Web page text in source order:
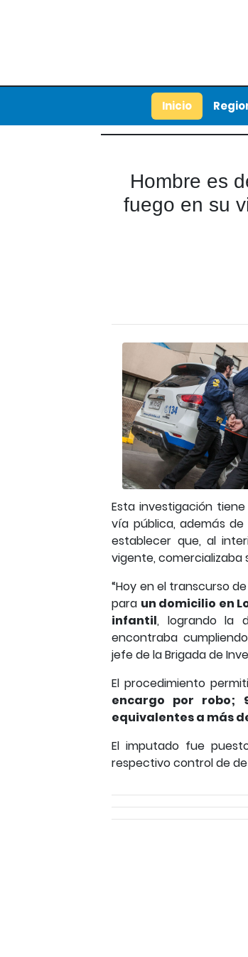
Inicio
Hombre es
fuego en su
Esta investigación
vía pública, además
establecer que, al
vigente, comercializaba
“Hoy en el transcurso
para un domicilio en
infantil, logrando la
encontraba
jefe de la Brigada de
El procedimiento
encargo por robo;
equivalentes a más
El imputado fue
respectivo control de